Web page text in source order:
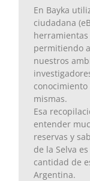
En Bayka
ciudadana
permitiendo
nuestros
mismas.
Esa
entender
reservas y
de la Selva
cantidad de
Argentina.